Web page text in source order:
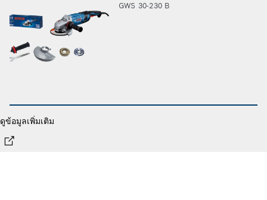
GWS 30-230 B
ดูข้อมูลเพิ่มเติม